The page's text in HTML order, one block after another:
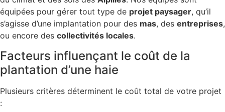
équipées pour gérer tout type de projet paysager, qu’il
s’agisse d’une implantation pour des mas, des entreprises,
ou encore des collectivités locales.
Facteurs influençant le coût de la
plantation d’une haie
Plusieurs critères déterminent le coût total de votre projet
: